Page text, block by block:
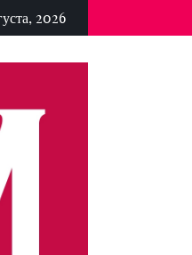
2026